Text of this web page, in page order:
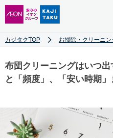
カジタクTOP お掃除・クリーニ
布団クリーニングはいつ出
と「頻度」、「安い時期